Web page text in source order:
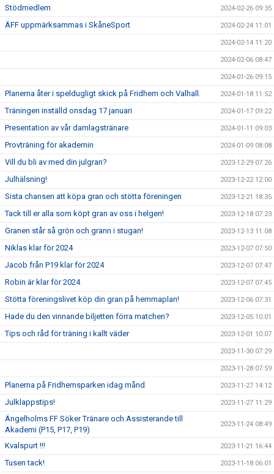
Stödmedlem 2024-02-26 09:35
ÄFF uppmärksammas i SkåneSport 2024-02-24 11:01
2024-02-14 11:20
2024-02-06 08:47
2024-01-26 09:15
Planerna åter i speldugligt skick på Fridhem och Valhall. 2024-01-18 11:52
Träningen inställd onsdag 17 januari 2024-01-17 09:22
Presentation av vår damlagstränare 2024-01-11 09:03
Provträning för akademin 2024-01-09 08:08
Vill du bli av med din julgran? 2023-12-29 07:26
Julhälsning! 2023-12-22 12:00
Sista chansen att köpa gran och stötta föreningen 2023-12-21 18:35
Tack till er alla som köpt gran av oss i helgen! 2023-12-18 07:23
Granen står så grön och grann i stugan! 2023-12-13 11:08
Niklas klar för 2024 2023-12-07 07:50
Jacob från P19 klar för 2024 2023-12-07 07:47
Robin är klar för 2024 2023-12-07 07:45
Stötta föreningslivet köp din gran på hemmaplan! 2023-12-06 07:31
Hade du den vinnande biljetten förra matchen? 2023-12-05 10:01
Tips och råd för träning i kallt väder 2023-12-01 10:07
2023-11-30 07:29
2023-11-28 07:59
Planerna på Fridhemsparken idag månd 2023-11-27 14:12
Julklappstips! 2023-11-27 11:29
Ängelholms FF Söker Tränare och Assisterande till
Akademi (P15, P17, P19)
2023-11-24 08:49
Kvalspurt !!! 2023-11-21 16:44
Tusen tack! 2023-11-18 06:01